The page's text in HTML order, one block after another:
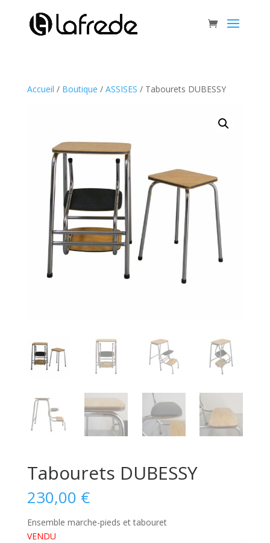
Accueil / Boutique / ASSISES / Tabourets DUBESSY
Tabourets DUBESSY
230,00 €
Ensemble marche-pieds et tabouret
VENDU